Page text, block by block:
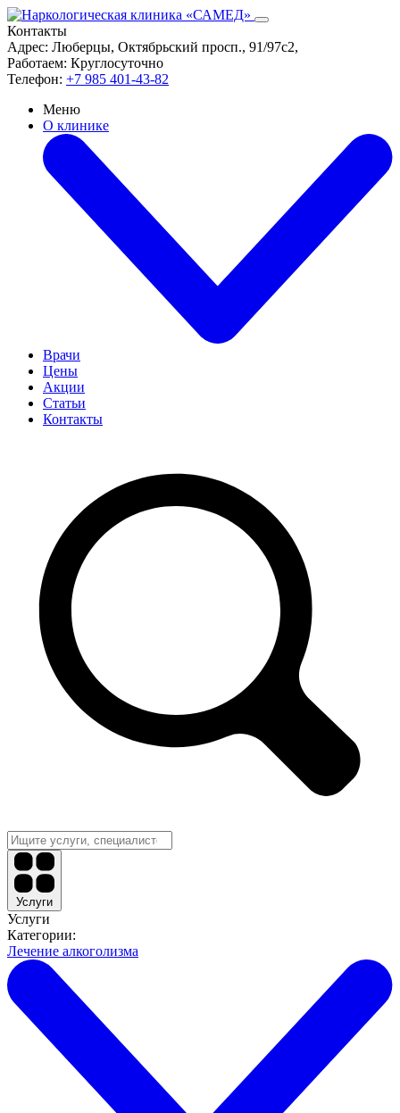
Контакты
Адрес: Люберцы, Октябрьский просп., 91/97с2,
Работаем: Круглосуточно
Телефон: +7 985 401-43-82
Меню
О клинике
Врачи
Цены
Акции
Статьи
Контакты
Услуги
Услуги
Категории:
Лечение алкоголизма